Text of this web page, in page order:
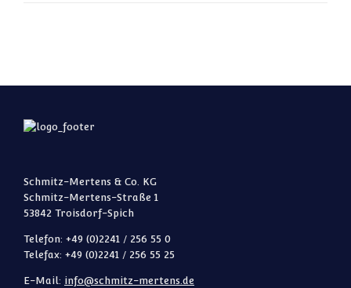
Schmitz-Mertens & Co. KG
Schmitz-Mertens-Straße 1
53842 Troisdorf-Spich
Telefon: +49 (0)2241 / 256 55 0
Telefax: +49 (0)2241 / 256 55 25
E-Mail: info@schmitz-mertens.de